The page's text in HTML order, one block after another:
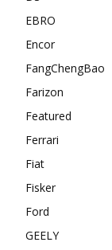
EBRO
Encor
FangChengBao
Farizon
Featured
Ferrari
Fiat
Fisker
Ford
GEELY